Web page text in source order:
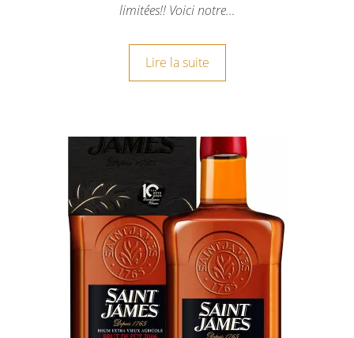
limitées!! Voici notre…
Lire la suite